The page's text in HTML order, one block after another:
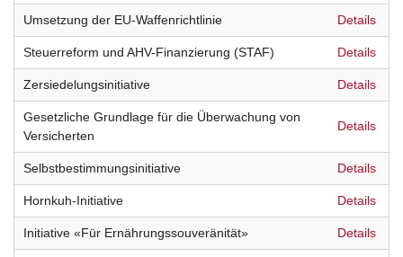
Umsetzung der EU-Waffenrichtlinie Details
Steuerreform und AHV-Finanzierung (STAF) Details
Zersiedelungsinitiative Details
Gesetzliche Grundlage für die Überwachung von
Versicherten
Details
Selbstbestimmungsinitiative Details
Hornkuh-Initiative Details
Initiative «Für Ernährungssouveränität» Details